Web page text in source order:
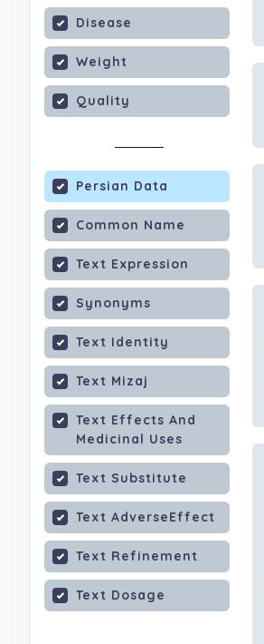
Disease
Weight
Quality
Persian Data
Common Name
Text Expression
Synonyms
Text Identity
Text Mizaj
Text Effects And
Medicinal Uses
Text Substitute
Text AdverseEffect
Text Refinement
Text Dosage